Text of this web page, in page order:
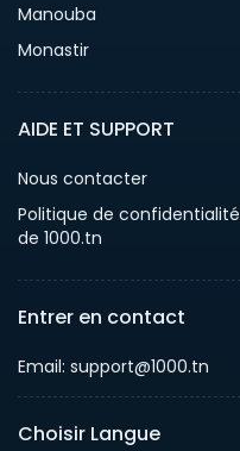
Manouba
Monastir
AIDE ET SUPPORT
Nous contacter
Politique de confidentialité
de 1000.tn
Entrer en contact
Email: support@1000.tn
Choisir Langue